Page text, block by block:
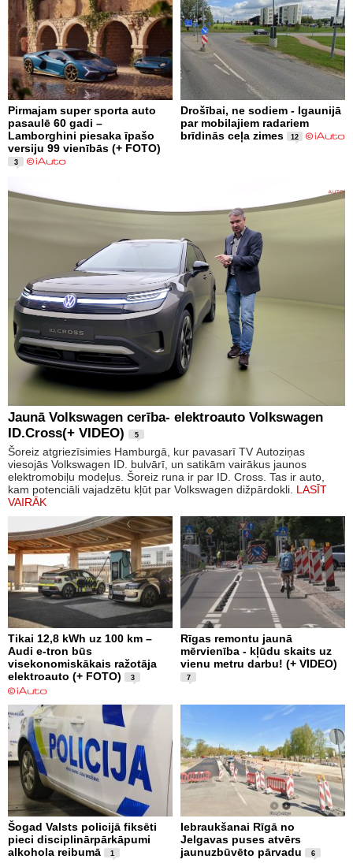
Pirmajam super sporta auto
pasaulē 60 gadi –
Lamborghini piesaka īpašo
versiju 99 vienībās (+ FOTO)
3
Drošībai, ne sodiem - Igaunijā
par mobilajiem radariem
brīdinās ceļa zimes
12
Jaunā Volkswagen cerība- elektroauto Volkswagen
ID.Cross(+ VIDEO)
5
Šoreiz atgriezīsimies Hamburgā, kur pavasarī TV Autoziņas
viesojās Volkswagen ID. bulvārī, un satikām vairākus jaunos
elektromobiļu modeļus. Šoreiz runa ir par ID. Cross. Tas ir auto,
kam potenciāli vajadzētu kļūt par Volkswagen dižpārdokli. LASĪT
VAIRĀK
Tikai 12,8 kWh uz 100 km –
Audi e-tron būs
visekonomiskākais ražotāja
elektroauto (+ FOTO)
3
Rīgas remontu jaunā
mērvienība - kļūdu skaits uz
vienu metru darbu! (+ VIDEO)
7
Šogad Valsts policijā fiksēti
pieci disciplinārpārkāpumi
alkohola reibumā
1
Iebraukšanai Rīgā no
Jelgavas puses atvērs
jaunuzbūvēto pārvadu
6